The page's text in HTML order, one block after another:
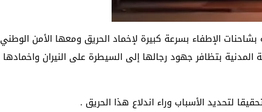
الإطفاء بسرعة كبيرة لإخماد الحريق ومعها الأمن الوطني
بتظافر جهود رجالها إلى السيطرة على النيران واخمادها
لتحديد الأسباب وراء اندلاع هذا الحريق .